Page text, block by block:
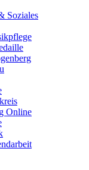
Soziales
Online